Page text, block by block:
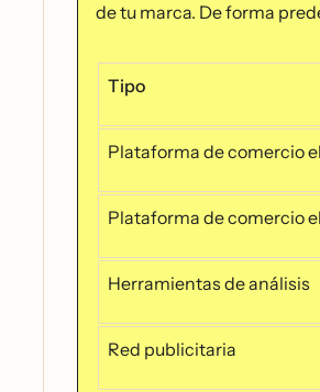
de tu marca. De forma
Tipo
Plataforma de comercio
Plataforma de comercio
Herramientas de análisis
Red publicitaria